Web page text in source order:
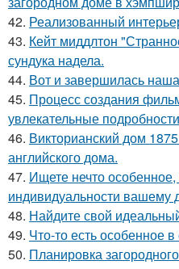
42. Реализованный
43. Кейт миддлтон
сундука надела.
44. Вот и завершилась
45. Процесс создания
увлекательные
46. Викторианский дом
английского дома.
47. Ищете нечто особенное,
индивидуальности вашему
48. Найдите свой
49. Что-то есть особенное
50. Планировка